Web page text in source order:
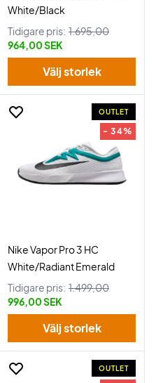
White/Black
Tidigare pris: 1.695,00
964,00 SEK
Välj storlek
OUTLET
- 34%
Nike Vapor Pro 3 HC
White/Radiant Emerald
Tidigare pris: 1.499,00
996,00 SEK
Välj storlek
OUTLET